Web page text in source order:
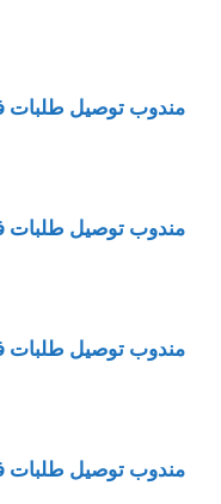
مندوب توصيل طلبات
مندوب توصيل طلبات
مندوب توصيل طلبات
مندوب توصيل طلبات